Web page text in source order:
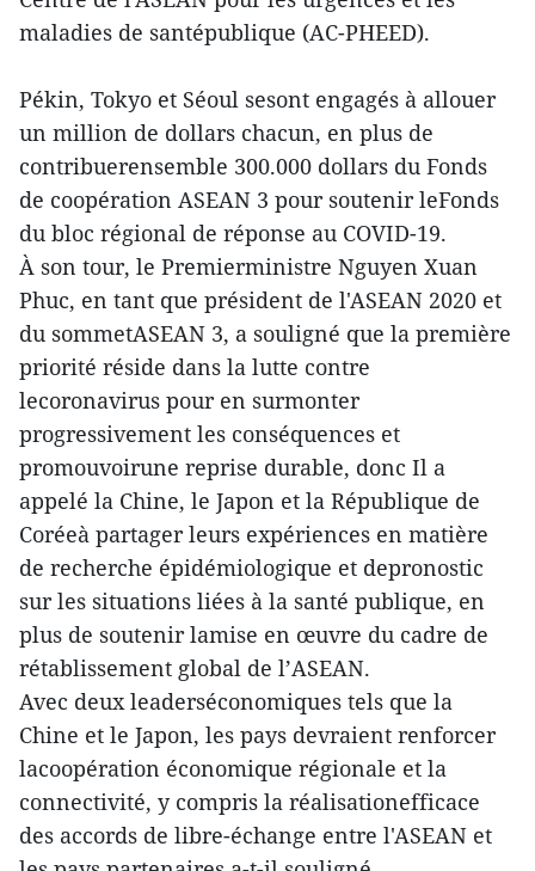
maladies de santépublique (AC-PHEED).
Pékin, Tokyo et Séoul sesont engagés à allouer
un million de dollars chacun, en plus de
contribuerensemble 300.000 dollars du Fonds
de coopération ASEAN 3 pour soutenir leFonds
du bloc régional de réponse au COVID-19.
À son tour, le Premierministre Nguyen Xuan
Phuc, en tant que président de l'ASEAN 2020 et
du sommetASEAN 3, a souligné que la première
priorité réside dans la lutte contre
lecoronavirus pour en surmonter
progressivement les conséquences et
promouvoirune reprise durable, donc Il a
appelé la Chine, le Japon et la République de
Coréeà partager leurs expériences en matière
de recherche épidémiologique et depronostic
sur les situations liées à la santé publique, en
plus de soutenir lamise en œuvre du cadre de
rétablissement global de l’ASEAN.
Avec deux leaderséconomiques tels que la
Chine et le Japon, les pays devraient renforcer
lacoopération économique régionale et la
connectivité, y compris la réalisationefficace
des accords de libre-échange entre l'ASEAN et